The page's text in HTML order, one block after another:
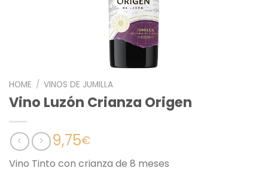
HOME / VINOS DE JUMILLA
Vino Luzón Crianza Origen
9,75€
Vino Tinto con crianza de 8 meses